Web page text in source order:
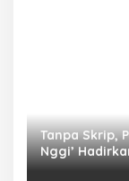
Tanpa Skrip,
Nggi’
Sendiri